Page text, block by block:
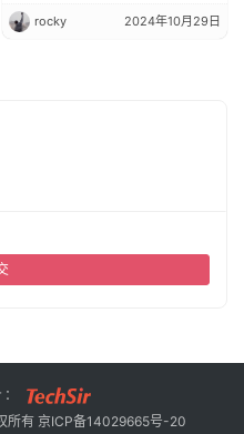
rocky 2024年10月29日
所有 京ICP备14029665号-20